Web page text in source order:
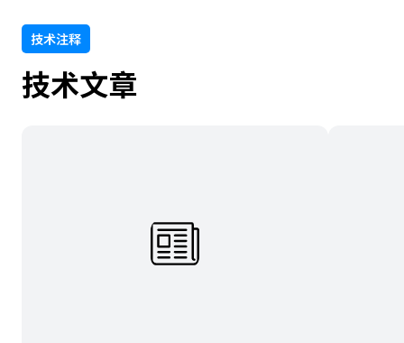
技术注释
技术文章